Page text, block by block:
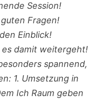
Session!
Fragen!
Einblick!
es damit weitergeht!
spannend,
1. Umsetzung in
Ich Raum geben